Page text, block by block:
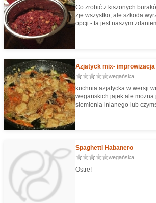
Co zrobić z kiszonych
zje wszystko, ale szkoda
opcji - ta jest naszym
Azjatyck mix- improwizacja
wegańska
kuchnia azjatycka w wersji
weganskich jajek ale
siemienia lnianego lub
Spaghetti Habanero
wegańska
Ostre!